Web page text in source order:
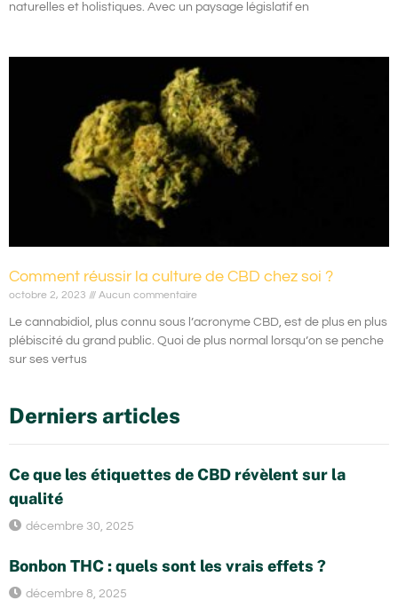
naturelles et holistiques. Avec un paysage législatif en
Comment réussir la culture de CBD chez soi ?
octobre 2, 2023 Aucun commentaire
Le cannabidiol, plus connu sous l’acronyme CBD, est de plus en plus
plébiscité du grand public. Quoi de plus normal lorsqu’on se penche
sur ses vertus
Derniers articles
Ce que les étiquettes de CBD révèlent sur la
qualité
décembre 30, 2025
Bonbon THC : quels sont les vrais effets ?
décembre 8, 2025